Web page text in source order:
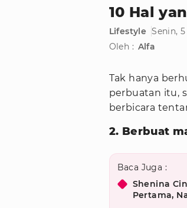
10 Hal
Lifestyle Senin,
Oleh : Alfa
Tak hanya
perbuatan itu,
berbicara
2. Berbuat
Baca Juga :
Shenina
Pertama,